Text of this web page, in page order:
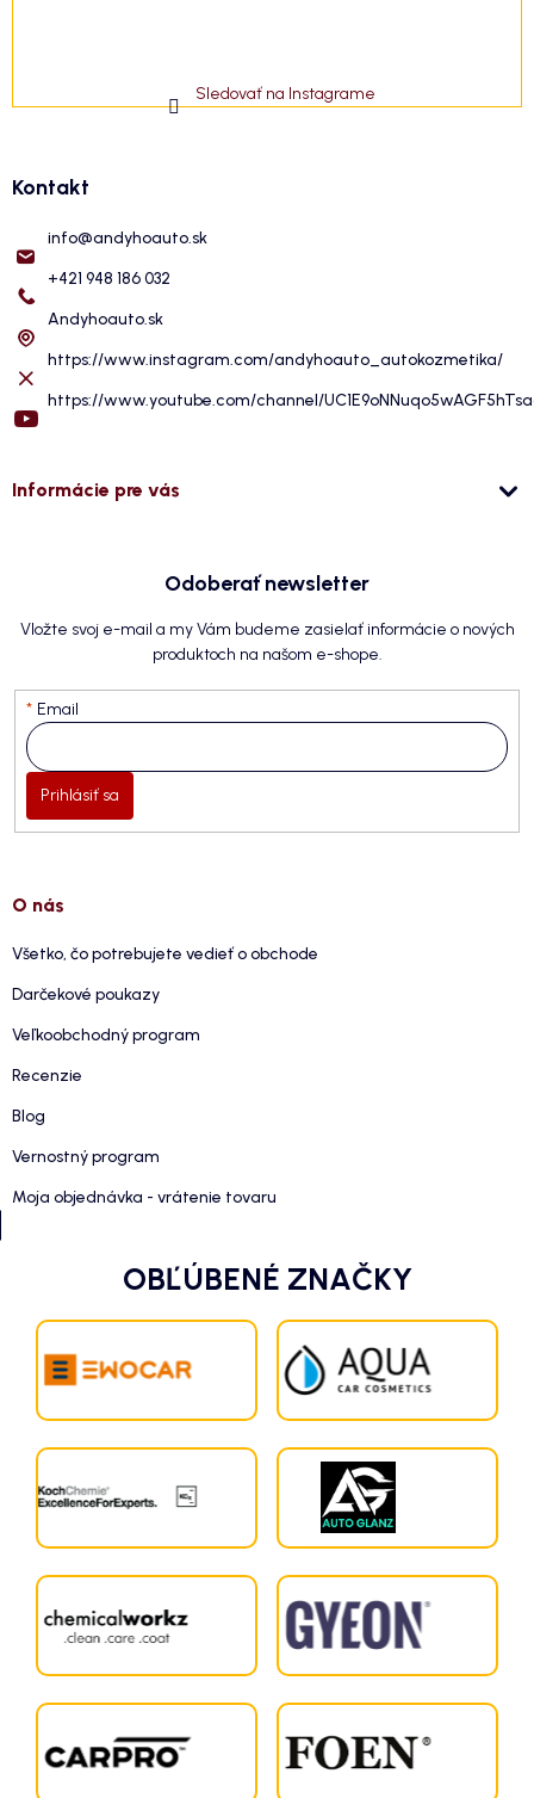
Sledovať na Instagrame
Kontakt
info@andyhoauto.sk
+421 948 186 032
Andyhoauto.sk
https://www.instagram.com/andyhoauto_autokozmetika/
https://www.youtube.com/channel/
Informácie pre vás
Odoberať newsletter
Vložte svoj e-mail a my Vám budeme zasielať informácie o nových
produktoch na našom e-shope.
Email
Prihlásiť sa
O nás
Všetko, čo potrebujete vedieť o obchode
Darčekové poukazy
Veľkoobchodný program
Recenzie
Blog
Vernostný program
Moja objednávka - vrátenie tovaru
OBĽÚBENÉ ZNAČKY